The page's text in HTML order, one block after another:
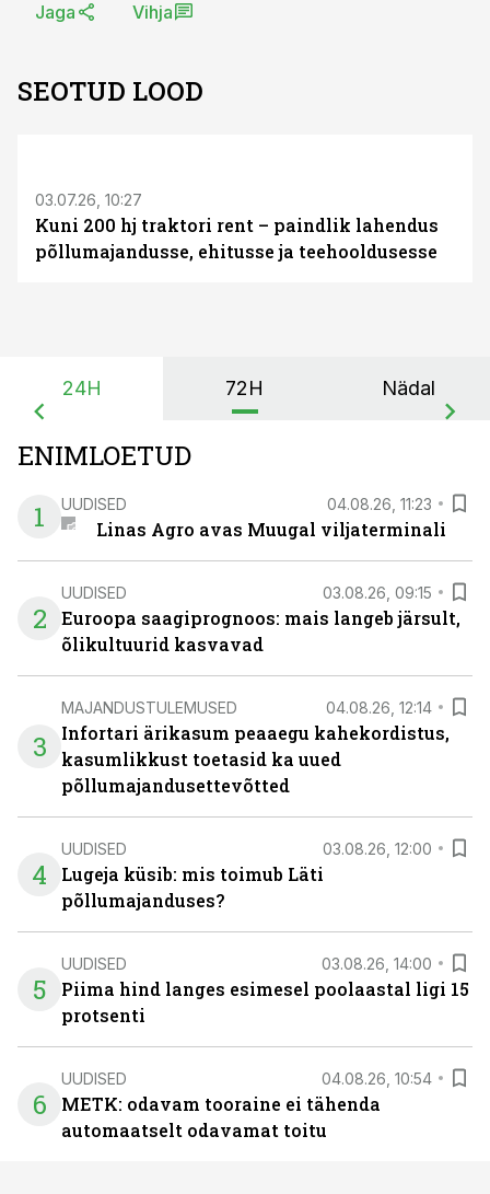
Jaga Vihja
SEOTUD LOOD
03.07.26, 10:27
Kuni 200 hj traktori rent – paindlik lahendus
põllumajandusse, ehitusse ja teehooldusesse
24H 72H Nädal
ENIMLOETUD
1
UUDISED 04.08.26, 11:23
Linas Agro avas Muugal viljaterminali
2
UUDISED 03.08.26, 09:15
Euroopa saagiprognoos: mais langeb järsult,
õlikultuurid kasvavad
3
MAJANDUSTULEMUSED 04.08.26, 12:14
Infortari ärikasum peaaegu kahekordistus,
kasumlikkust toetasid ka uued
põllumajandusettevõtted
4
UUDISED 03.08.26, 12:00
Lugeja küsib: mis toimub Läti
põllumajanduses?
5
UUDISED 03.08.26, 14:00
Piima hind langes esimesel poolaastal ligi 15
protsenti
6
UUDISED 04.08.26, 10:54
METK: odavam tooraine ei tähenda
automaatselt odavamat toitu